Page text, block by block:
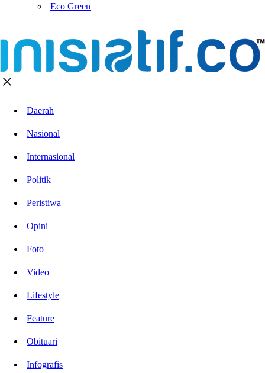
Eco Green
Daerah
Nasional
Internasional
Politik
Peristiwa
Opini
Foto
Video
Lifestyle
Feature
Obituari
Infografis